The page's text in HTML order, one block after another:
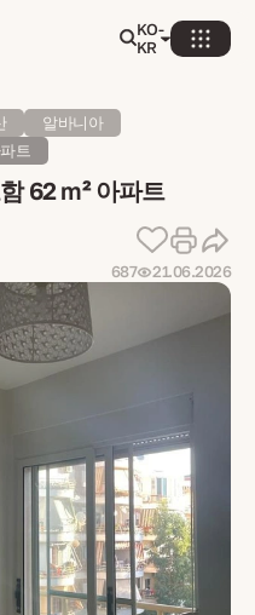
KO-
KR
알바니아
트
62 m² 아파트
687 21.06.2026